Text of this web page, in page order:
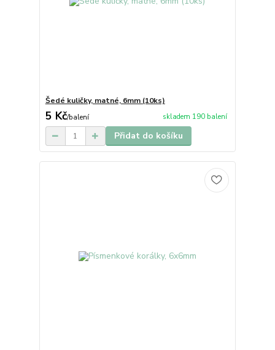
Šedé kuličky, matné, 6mm (10ks)
5 Kč/balení skladem 190 balení
Přidat do košíku